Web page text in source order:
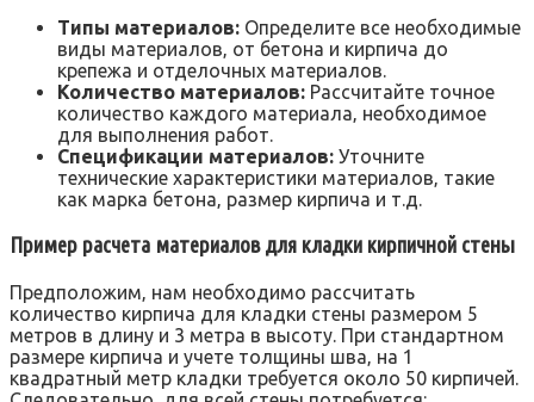
Типы материалов: Определите все необходимые
виды материалов‚ от бетона и кирпича до
крепежа и отделочных материалов.
Количество материалов: Рассчитайте точное
количество каждого материала‚ необходимое
для выполнения работ.
Спецификации материалов: Уточните
технические характеристики материалов‚ такие
как марка бетона‚ размер кирпича и т.д.
Пример расчета материалов для кладки кирпичной стены
Предположим‚ нам необходимо рассчитать
количество кирпича для кладки стены размером 5
метров в длину и 3 метра в высоту. При стандартном
размере кирпича и учете толщины шва‚ на 1
квадратный метр кладки требуется около 50 кирпичей.